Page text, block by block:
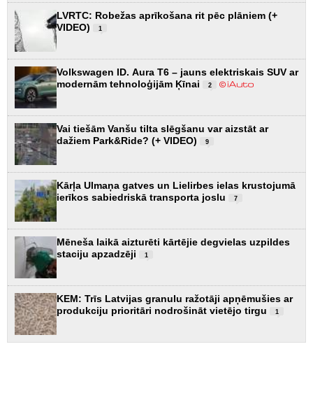
LVRTC: Robežas aprīkošana rit pēc plāniem (+
VIDEO)
1
Volkswagen ID. Aura T6 – jauns elektriskais SUV ar
modernām tehnoloģijām Ķīnai
2
Vai tiešām Vanšu tilta slēgšanu var aizstāt ar
dažiem Park&Ride? (+ VIDEO)
9
Kārļa Ulmaņa gatves un Lielirbes ielas krustojumā
ierīkos sabiedriskā transporta joslu
7
Mēneša laikā aizturēti kārtējie degvielas uzpildes
staciju apzadzēji
1
KEM: Trīs Latvijas granulu ražotāji apņēmušies ar
produkciju prioritāri nodrošināt vietējo tirgu
1